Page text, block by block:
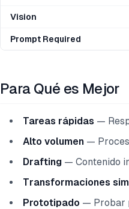
Vision
Prompt Required
Para Qué es Mejor
Tareas rápidas —
Alto volumen —
Drafting — Contenido
Transformaciones
Prototipado — Probar